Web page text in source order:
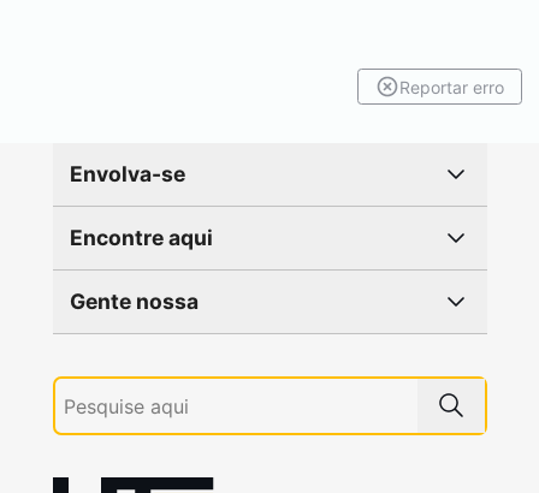
Reportar erro
Envolva-se
Encontre aqui
Gente nossa